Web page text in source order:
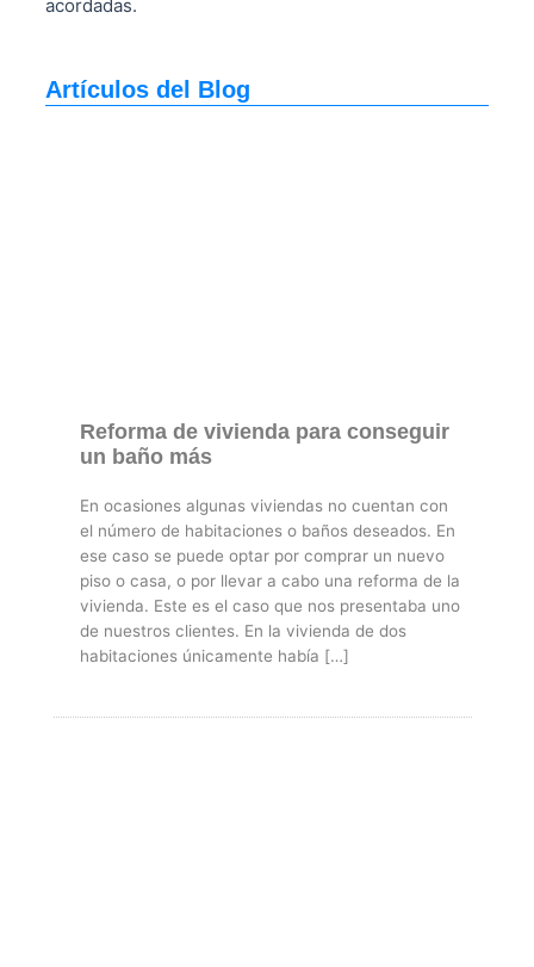
acordadas.
Artículos del Blog
Reforma de vivienda para conseguir
un baño más
En ocasiones algunas viviendas no cuentan con
el número de habitaciones o baños deseados. En
ese caso se puede optar por comprar un nuevo
piso o casa, o por llevar a cabo una reforma de la
vivienda. Este es el caso que nos presentaba uno
de nuestros clientes. En la vivienda de dos
habitaciones únicamente había […]